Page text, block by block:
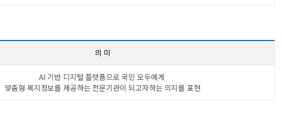
의 미
AI 기반 디지털 플랫폼으로 국민 모두에게
맞춤형 복지정보를 제공하는 전문기관이 되고자하는 의지를 표현